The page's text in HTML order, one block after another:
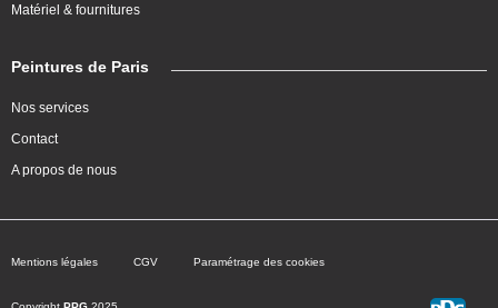
Matériel & fournitures
Peintures de Paris
Nos services
Contact
A propos de nous
Mentions légales CGV Paramétrage des cookies